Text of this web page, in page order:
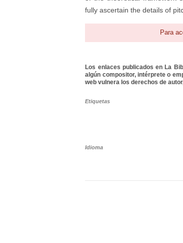
fully ascertain the details of
Para
Los enlaces publicados en La
algún compositor, intérprete o
web vulnera los derechos de
Etiquetas
Idioma